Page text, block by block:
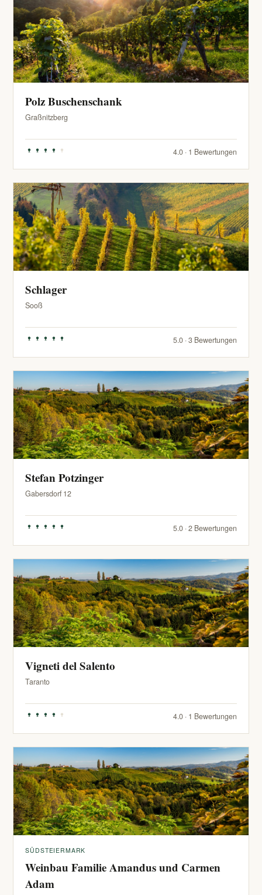
Polz Buschenschank
Graßnitzberg
4.0 · 1 Bewertungen
Schlager
Sooß
5.0 · 3 Bewertungen
Stefan Potzinger
Gabersdorf 12
5.0 · 2 Bewertungen
Vigneti del Salento
Taranto
4.0 · 1 Bewertungen
SÜDSTEIERMARK
Weinbau Familie Amandus und Carmen
Adam